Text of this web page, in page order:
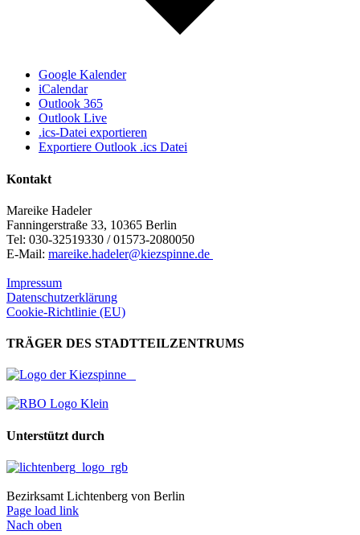
Google Kalender
iCalendar
Outlook 365
Outlook Live
.ics-Datei exportieren
Exportiere Outlook .ics Datei
Kontakt
Mareike Hadeler
Fanningerstraße 33, 10365 Berlin
Tel: 030-32519330 / 01573-2080050
E-Mail: mareike.hadeler@kiezspinne.de
Impressum
Datenschutzerklärung
Cookie-Richtlinie (EU)
TRÄGER DES STADTTEILZENTRUMS
Unterstützt durch
Bezirksamt Lichtenberg von Berlin
Page load link
Nach oben